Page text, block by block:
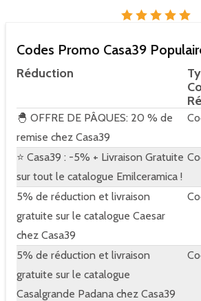
Codes Promo Casa39
Réduction
🐣 OFFRE DE PÂQUES: 20 % de
remise chez Casa39
⭐ Casa39 : -5% + Livraison Gratuite
sur tout le catalogue Emilceramica !
5% de réduction et livraison
gratuite sur le catalogue Caesar
chez Casa39
5% de réduction et livraison
gratuite sur le catalogue
Casalgrande Padana chez Casa39